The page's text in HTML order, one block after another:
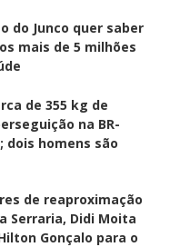
do Junco quer saber
mais de 5 milhões
de 355 kg de
na BR-
dois homens são
de reaproximação
Serraria, Didi Moita
Gonçalo para o